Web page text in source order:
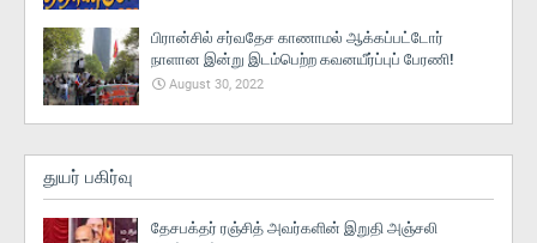
பிரான்சில் சர்வதேச காணாமல் ஆக்கப்பட்டோர்
நாளான இன்று இடம்பெற்ற கவனயீர்ப்புப் பேரணி!
August 30, 2022
துயர் பகிர்வு
தேசபக்தர் ரஞ்சித் அவர்களின் இறுதி அஞ்சலி